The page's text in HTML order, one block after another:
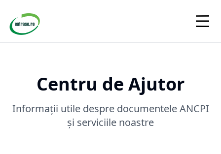
Centru de Ajutor
Informații utile despre documentele ANCPI
și serviciile noastre